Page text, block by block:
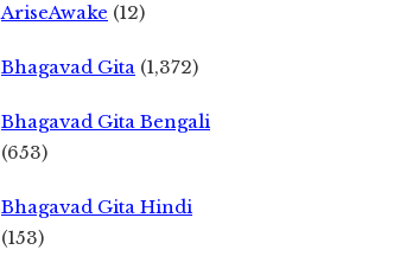
AriseAwake (12)
Bhagavad Gita (1,372)
Bhagavad Gita Bengali
(653)
Bhagavad Gita Hindi
(153)